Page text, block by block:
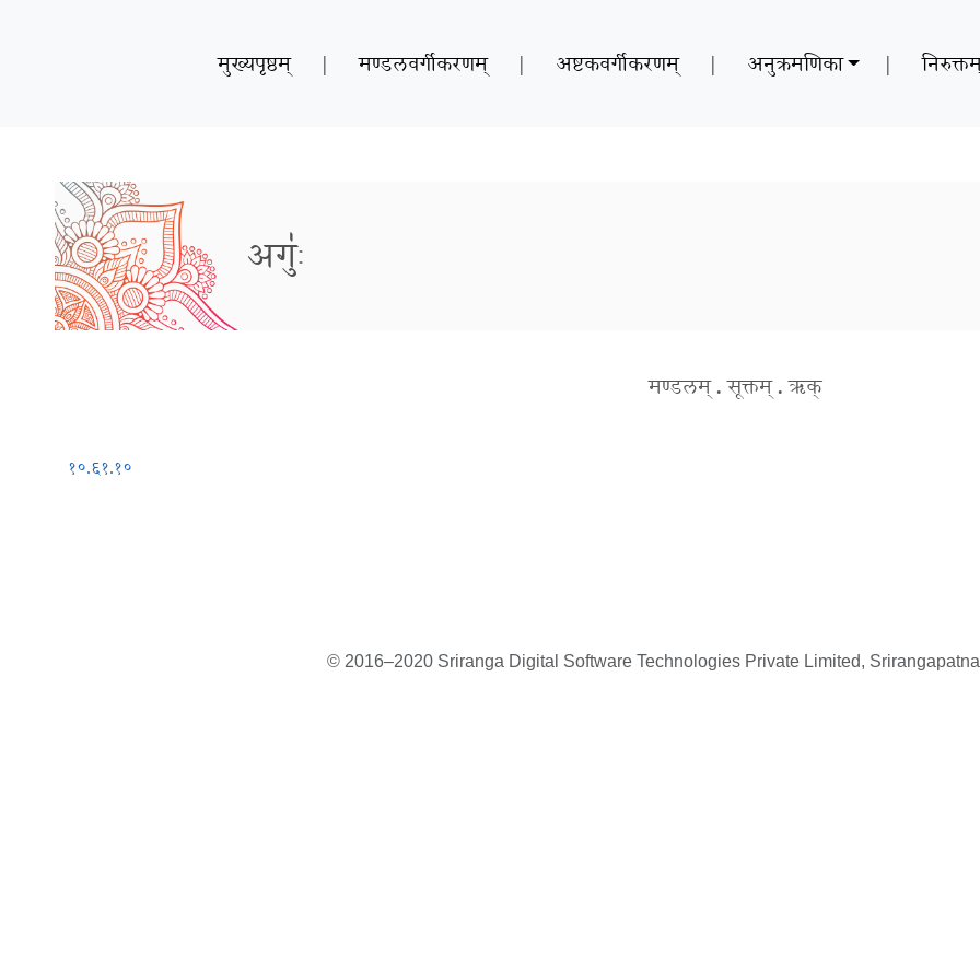
मुख्यपृष्ठम् | मण्डलवर्गीकरणम् | अष्टकवर्गीकरणम् | अनुक्रमणिका |
अगुः॑
मण्डलम् . सूक्तम् . ऋक्
१०.६१.१०
© 2016–2020 Sriranga Digital Software Technologies Private Limited,